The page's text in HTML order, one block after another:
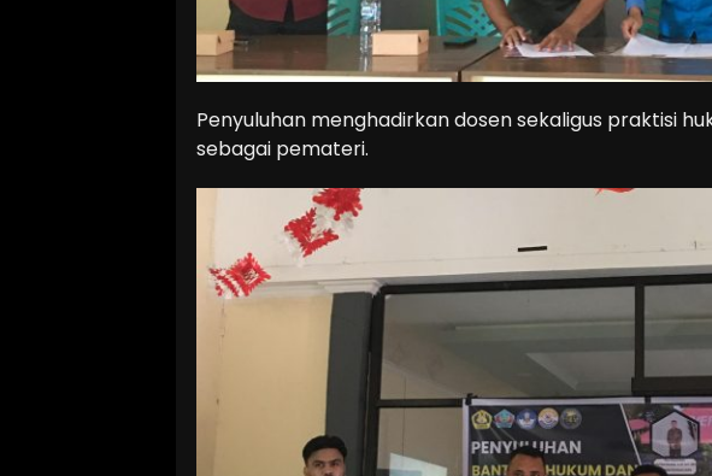
Penyuluhan menghadirkan dosen sekaligus praktisi
sebagai pemateri.